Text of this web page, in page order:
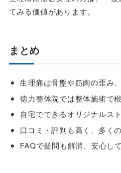
てみる価値があります。
まとめ
生理痛は骨盤や筋肉の歪み
徳力整体院では整体施術で
自宅でできるオリジナルス
口コミ・評判も高く、多く
FAQで疑問も解消、安心し